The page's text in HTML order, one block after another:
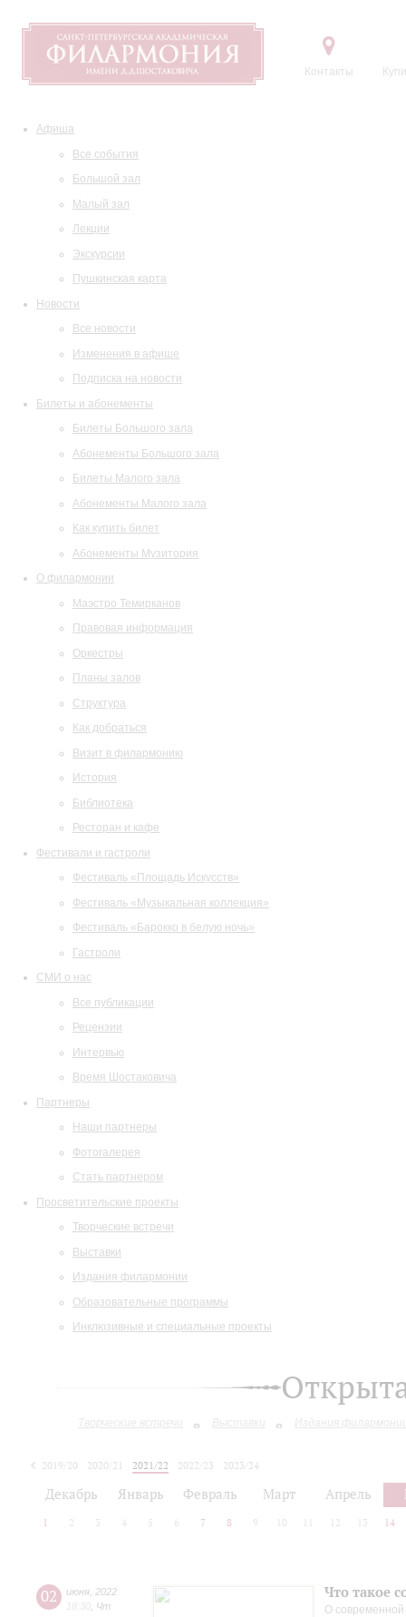
Контакты
Афиша
Все события
Большой зал
Малый зал
Лекции
Экскурсии
Пушкинская карта
Новости
Все новости
Изменения в афише
Подписка на новости
Билеты и абонементы
Билеты Большого зала
Абонементы Большого зала
Билеты Малого зала
Абонементы Малого зала
Как купить билет
Абонементы Музитория
О филармонии
Маэстро Темирканов
Правовая информация
Оркестры
Планы залов
Структура
Как добраться
Визит в филармонию
История
Библиотека
Ресторан и кафе
Фестивали и гастроли
Фестиваль «Площадь Искусств»
Фестиваль «Музыкальная коллекция»
Фестиваль «Барокко в белую ночь»
Гастроли
СМИ о нас
Все публикации
Рецензии
Интервью
Время Шостаковича
Партнеры
Наши партнеры
Фотогалерея
Стать партнером
Просветительские проекты
Творческие встречи
Выставки
Издания филармонии
Образовательные программы
Инклюзивные и специальные проекты
Творческие встречи Выставки Издания
2019/20 2020/21 2021/22 2022/23
2023/24
Декабрь Январь Февраль Март Апрель
1 2 3 4 5 6 7 8 9 10 12 13 14
02 июня 2022
18:30 Чт
Что такое
О